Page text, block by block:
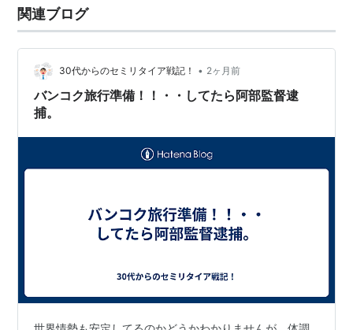
ルール上のバント
サクリファイスバント…犠牲バントのこと。主にバッ
ターが犠牲になってランナーを進塁させる事から犠
打とも言われる。これによって走者の進塁に成功
し、打者走者がアウトまたはエラー・
には含まれない（打率が下がることは無い）。
した時、特にスクイズバントという。
ドラッグバント…ドラッグとは引きずるの意味。左打
者がバットを抱えるように持ち、球を当てる前から
助走をつけ、当てた瞬間一塁へスタートを切るバン
関連ブログ
30代からのセミリタイア戦記！ • 2ヶ月前
バンコク旅行準備！！・・してたら阿部監督逮
捕。